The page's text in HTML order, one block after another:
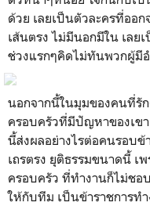
ด้วย เลยเป็นตัวละครที่ออ
เส้นตรง ไม่มีนอกมีใน เลย
ช่วงแรกๆคิดไม่ทันพวกผู้มีอ
นอกจากนี้ในมุมของคนที่รั
ครอบครัวที่มีปัญหาของเข
นี้ส่งผลอย่างไรต่อคนรอบข้
เถรตรง ยุติธรรมขนาดนี้ เ
ครอบครัว ที่ทำงานก็ไม่ช
ให้กับทีม เป็นข้าราชการท